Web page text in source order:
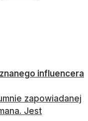
influencera
zapowiadanej
Jest